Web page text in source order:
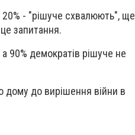
20% - "рішуче схвалюють", ще
запитання.
90% демократів рішуче не
дому до вирішення війни в